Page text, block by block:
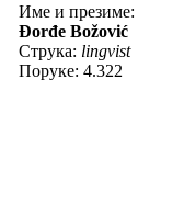
Име и презиме:
Đorđe Božović
Струка: lingvist
Поруке: 4.322